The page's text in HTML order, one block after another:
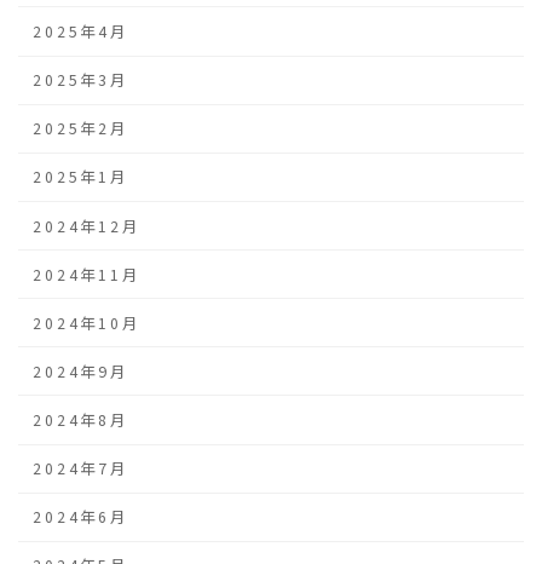
2025年4月
2025年3月
2025年2月
2025年1月
2024年12月
2024年11月
2024年10月
2024年9月
2024年8月
2024年7月
2024年6月